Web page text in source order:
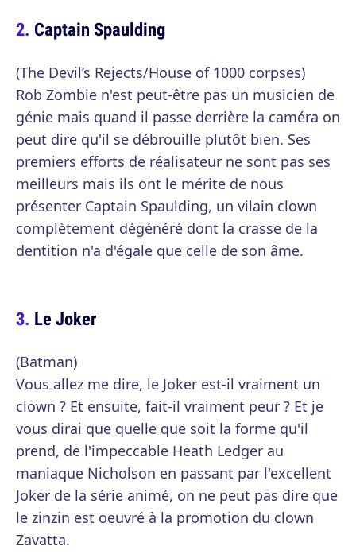
Captain Spaulding
(The Devil’s Rejects/House of 1000 corpses)
Rob Zombie n'est peut-être pas un musicien de
génie mais quand il passe derrière la caméra on
peut dire qu'il se débrouille plutôt bien. Ses
premiers efforts de réalisateur ne sont pas ses
meilleurs mais ils ont le mérite de nous
présenter Captain Spaulding, un vilain clown
complètement dégénéré dont la crasse de la
dentition n'a d'égale que celle de son âme.
Le Joker
(Batman)
Vous allez me dire, le Joker est-il vraiment un
clown ? Et ensuite, fait-il vraiment peur ? Et je
vous dirai que quelle que soit la forme qu'il
prend, de l'impeccable Heath Ledger au
maniaque Nicholson en passant par l'excellent
Joker de la série animé, on ne peut pas dire que
le zinzin est oeuvré à la promotion du clown
Zavatta.